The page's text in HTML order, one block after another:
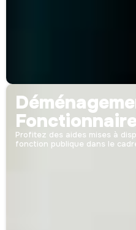
Profitez des aides mises à
fonction publique dans le